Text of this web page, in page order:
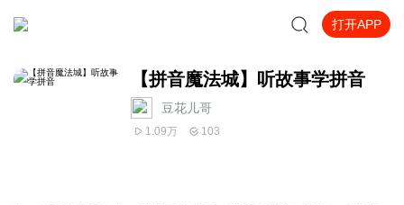
打开APP
【拼音魔法城】听故事学拼音
豆花儿哥
1.09万 103